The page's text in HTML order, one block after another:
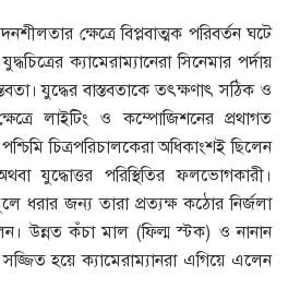
ক্ষেত্রে বিপ্লবাত্মক পরিবর্তন ঘটে
ক্যামেরাম্যানেরা সিনেমার পর্দায়
যুদ্ধের বাস্তবতাকে তৎক্ষণাৎ সঠিক ও
লাইটিং ও কম্পােজিশনের প্রথাগত
চিত্রপরিচালকেরা অধিকাংশই ছিলেন
যুদ্ধোত্তর পরিস্থিতির ফলভােগকারী।
ধরার জন্য তারা প্রত্যক্ষ কঠোর নির্জলা
উন্নত কঁচা মাল (ফিল্ম স্টক) ও নানান
হয়ে ক্যামেরাম্যানরা এগিয়ে এলেন